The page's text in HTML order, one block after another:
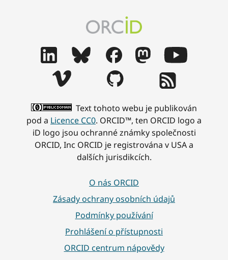
Text tohoto webu je publikován
pod a Licence CC0. ORCID™, ten ORCID logo a
iD logo jsou ochranné známky společnosti
ORCID, Inc ORCID je registrována v USA a
dalších jurisdikcích.
O nás ORCID
Zásady ochrany osobních údajů
Podmínky používání
Prohlášení o přístupnosti
ORCID centrum nápovědy